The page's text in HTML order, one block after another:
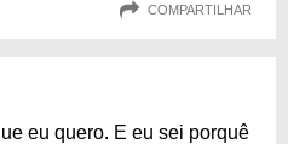
COMPARTILHAR
eu quero. E eu sei porquê